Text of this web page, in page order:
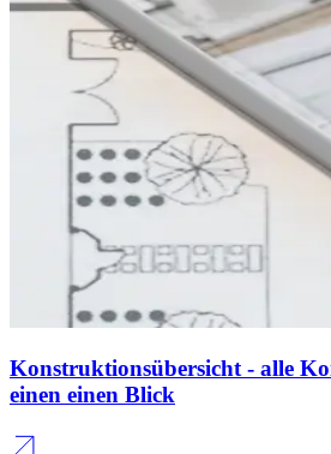
Konstruktionsübersicht - alle
einen einen Blick